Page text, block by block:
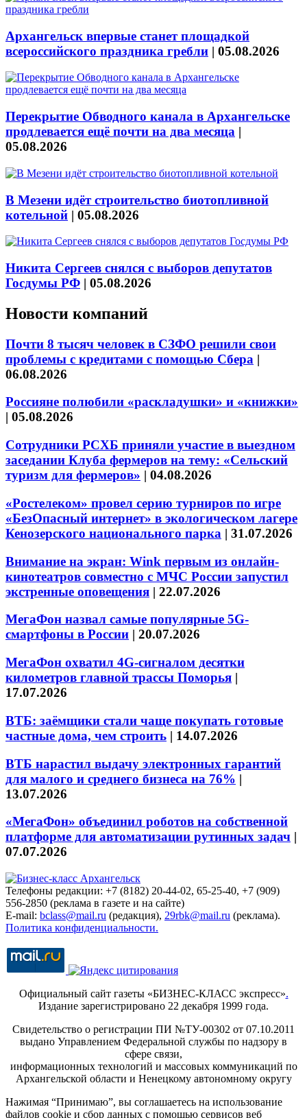
Архангельск впервые станет площадкой
всероссийского праздника гребли | 05.08.2026
Перекрытие Обводного канала в Архангельске
продлевается ещё почти на два месяца |
05.08.2026
В Мезени идёт строительство биотопливной
котельной | 05.08.2026
Никита Сергеев снялся с выборов депутатов
Госдумы РФ | 05.08.2026
Новости компаний
Почти 8 тысяч человек в СЗФО решили свои
проблемы с кредитами с помощью Сбера |
06.08.2026
Россияне полюбили «раскладушки» и «книжки»
| 05.08.2026
Сотрудники РСХБ приняли участие в выездном
заседании Клуба фермеров на тему: «Сельский
туризм для фермеров» | 04.08.2026
«Ростелеком» провел серию турниров по игре
«БезОпасный интернет» в экологическом лагере
Кенозерского национального парка | 31.07.2026
Внимание на экран: Wink первым из онлайн-
кинотеатров совместно с МЧС России запустил
экстренные оповещения | 22.07.2026
МегаФон назвал самые популярные 5G-
смартфоны в России | 20.07.2026
МегаФон охватил 4G-сигналом десятки
километров главной трассы Поморья |
17.07.2026
ВТБ: заёмщики стали чаще покупать готовые
частные дома, чем строить | 14.07.2026
ВТБ нарастил выдачу электронных гарантий
для малого и среднего бизнеса на 76% |
13.07.2026
«МегаФон» объединил роботов на собственной
платформе для автоматизации рутинных задач |
07.07.2026
Телефоны редакции: +7 (8182) 20-44-02, 65-25-40, +7 (909)
556-2850 (реклама в газете и на сайте)
E-mail: bclass@mail.ru (редакция), 29rbk@mail.ru (реклама).
Политика конфиденциальности.
Официальный сайт газеты «БИЗНЕС-КЛАСС экспресс».
Издание зарегистрировано 22 декабря 1999 года.
Свидетельство о регистрации ПИ №ТУ-00302 от 07.10.2011
выдано Управлением Федеральной службы по надзору в
сфере связи,
информационных технологий и массовых коммуникаций по
Архангельской области и Ненецкому автономному округу
Нажимая “Принимаю”, вы соглашаетесь на использование
файлов cookie и сбор данных с помощью сервисов веб